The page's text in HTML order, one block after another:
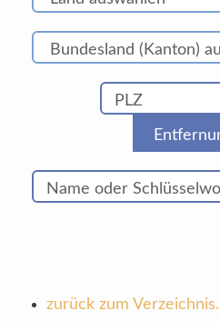
zurück zum Verzeichnis.